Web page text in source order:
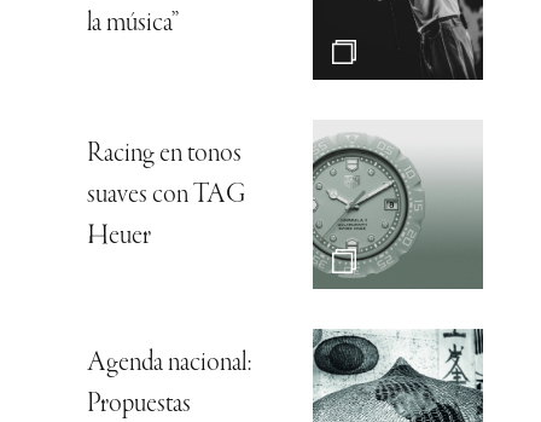
la música”
Racing en tonos
suaves con TAG
Heuer
Agenda nacional:
Propuestas